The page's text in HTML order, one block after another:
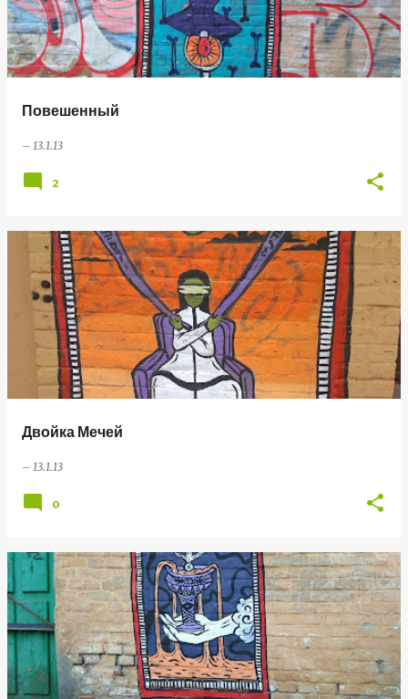
Повешенный
– 13.1.13
2
Двойка Мечей
– 13.1.13
0